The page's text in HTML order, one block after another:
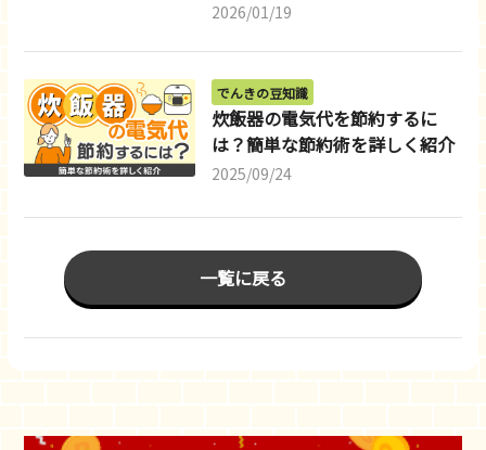
2026/01/19
でんきの豆知識
炊飯器の電気代を節約するに
は？簡単な節約術を詳しく紹介
2025/09/24
一覧に戻る